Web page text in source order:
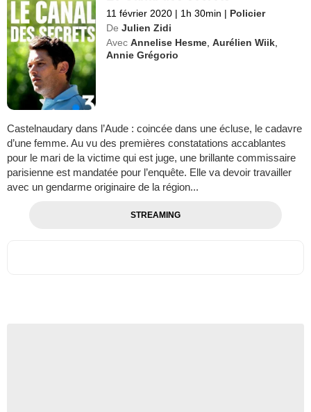
11 février 2020 | 1h 30min | Policier
De Julien Zidi
Avec Annelise Hesme ,Aurélien Wiik
Annie Grégorio
Castelnaudary dans l’Aude : coincée dans une écluse, le cadavre
d’une femme. Au vu des premières constatations accablantes
pour le mari de la victime qui est juge, une brillante commissaire
parisienne est mandatée pour l’enquête. Elle va devoir travailler
avec un gendarme originaire de la région...
STREAMING